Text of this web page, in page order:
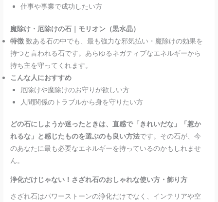
仕事や事業で成功したい方
魔除け・厄除けの石｜モリオン（黒水晶）
特徴 数ある石の中でも、最も強力な邪気払い・魔除けの効果を
持つと言われる石です。あらゆるネガティブなエネルギーから
持ち主を守ってくれます。
こんな人におすすめ
厄除けや魔除けのお守りが欲しい方
人間関係のトラブルから身を守りたい方
どの石にしようか迷ったときは、直感で「きれいだな」「惹か
れるな」と感じたものを選ぶのも良い方法です。その石が、今
のあなたに最も必要なエネルギーを持っているのかもしれませ
ん。
浄化だけじゃない！さざれ石のおしゃれな使い方・飾り方
さざれ石はパワーストーンの浄化だけでなく、インテリアや空